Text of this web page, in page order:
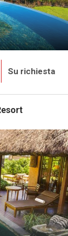
Su richiesta